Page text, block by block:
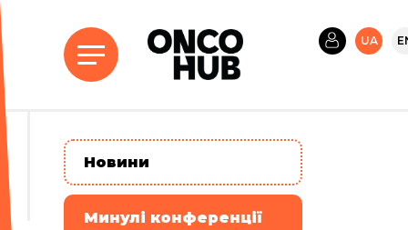
UA
Новини
Минулі конференції